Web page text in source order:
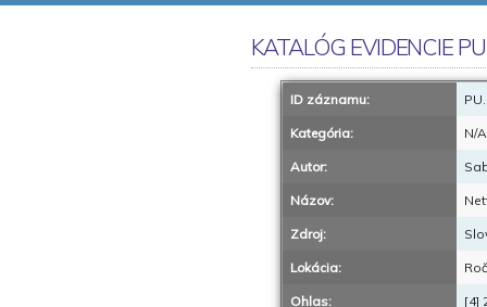
KATALÓG EVIDENCIE
ID záznamu:
Kategória: N/A
Autor:
Názov:
Zdroj:
Lokácia:
Ohlas: [4]